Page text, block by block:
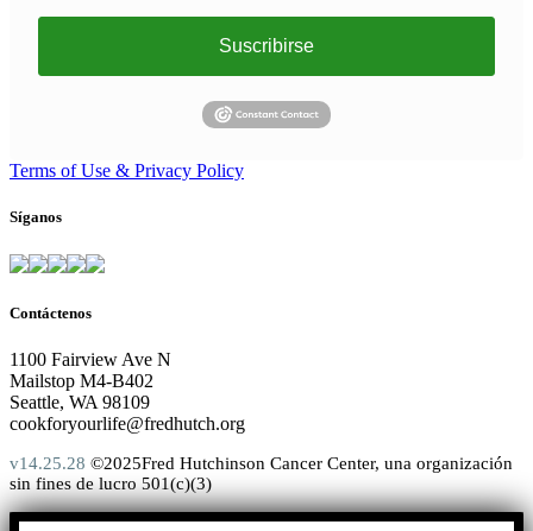
Suscribirse
Terms of Use & Privacy Policy
Síganos
Contáctenos
1100 Fairview Ave N
Mailstop M4-B402
Seattle, WA 98109
cookforyourlife@fredhutch.org
v14.25.28 ©2025Fred Hutchinson Cancer Center, una organización
sin fines de lucro 501(c)(3)